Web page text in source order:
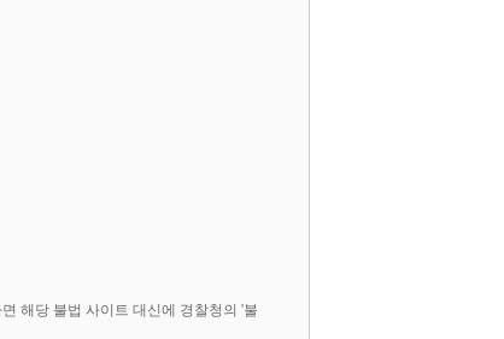
해당 불법 사이트 대신에 경찰청의 '불